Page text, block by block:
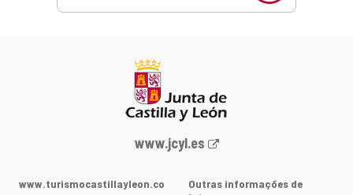
Portal
www.jcyl.es
www.turismocastillayleon.co
Outras informações de